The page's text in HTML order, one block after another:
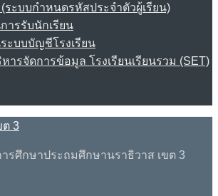
(ระบบกำหนดรหัสประจำตัวผู้เรียน)
ารรับนักเรียน
ะบบบัญชีโรงเรียน
ารจัดการข้อมูล โรงเรียนเรียนรวม (SET)
รศึกษาประถมศึกษานราธิวาส เขต 3